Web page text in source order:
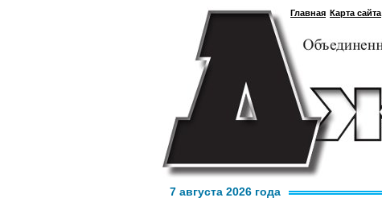
Главная Карта сайта
7 августа 2026 года